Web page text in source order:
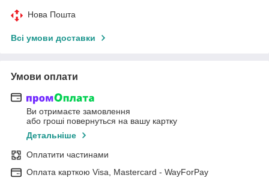
Нова Пошта
Всі умови доставки
Умови оплати
Ви отримаєте замовлення
або гроші повернуться на вашу картку
Детальніше
Оплатити частинами
Оплата карткою Visa, Mastercard - WayForPay